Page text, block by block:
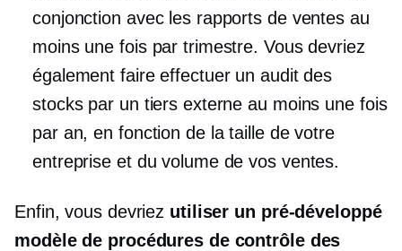
conjonction avec les rapports de ventes au
moins une fois par trimestre. Vous devriez
également faire effectuer un audit des
stocks par un tiers externe au moins une fois
par an, en fonction de la taille de votre
entreprise et du volume de vos ventes.
Enfin, vous devriez utiliser un pré-développé
modèle de procédures de contrôle des